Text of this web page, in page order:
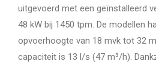
uitgevoerd met een geïnstalleerd
48 kW bij 1450 tpm. De modellen
opvoerhoogte van 18 mvk tot 32
capaciteit is 13 l/s (47 m³/h).